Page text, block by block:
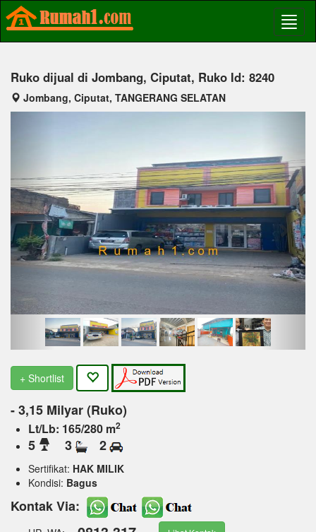
Ruko dijual di Jombang, Ciputat, Ruko Id: 8240
Jombang, Ciputat, TANGERANG SELATAN
+ Shortlist
- 3,15 Milyar (Ruko)
Lt/Lb: 165/280 m2
5 3 2
Sertifikat: HAK MILIK
Kondisi: Bagus
Kontak Via: